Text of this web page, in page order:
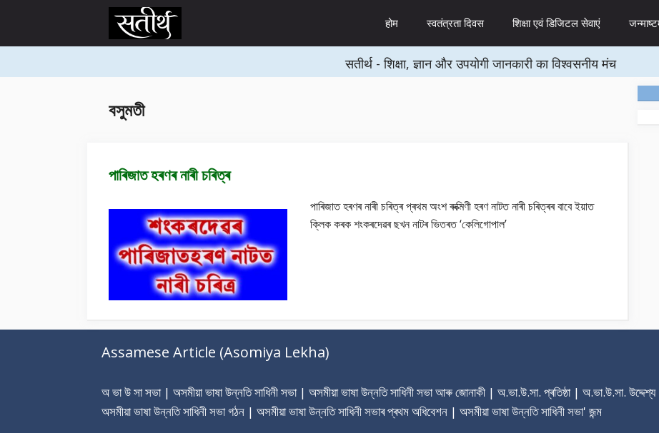
content
होम स्वतंत्रता दिवस शिक्षा एवं डिजिटल सेवाएं
सतीर्थ - शिक्षा, ज्ञान और उपयोगी जानकारी का विश्वसनीय मंच
বসুমতী
পাৰিজাত হৰণৰ নাৰী চৰিত্ৰ
পাৰিজাত হৰণৰ নাৰী চৰিত্ৰ প্ৰথম অংশ ৰুক্মিণী হৰণ নাটত নাৰী চৰিত্ৰৰ বাবে ইয়াত
ক্লিক কৰক শংকৰদেৱৰ ছখন নাটৰ ভিতৰত ‘কেলিগোপাল’
Assamese Article (Asomiya Lekha)
অ ভা উ সা সভা | অসমীয়া ভাষা উন্নতি সাধিনী সভা | অসমীয়া ভাষা উন্নতি সাধিনী সভা আৰু জোনাকী | অ.ভা.উ.সা. প্ৰতিষ্ঠা | অ.ভা.উ.সা. উদ্দেশ্য
অসমীয়া ভাষা উন্নতি সাধিনী সভা গঠন | অসমীয়া ভাষা উন্নতি সাধিনী সভাৰ প্ৰথম অধিবেশন | অসমীয়া ভাষা উন্নতি সাধিনী সভা' জন্ম